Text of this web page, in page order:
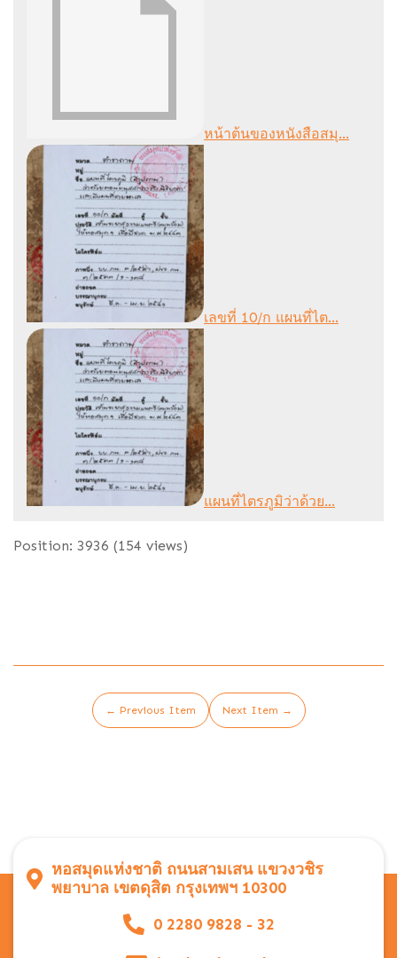
หน้าต้นของหนังสือสมุ...
เลขที่ 10/ก แผนที่ไต...
แผนที่ไตรภูมิว่าด้วย...
Position: 3936 (154 views)
← Previous Item Next Item →
หอสมุดแห่งชาติ ถนนสามเสน แขวงวชิร
พยาบาล เขตดุสิต กรุงเทพฯ 10300
0 2280 9828 - 32